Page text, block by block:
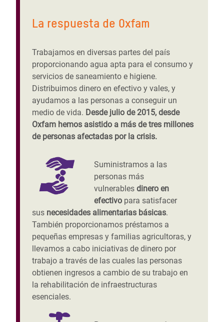
La respuesta de Oxfam
Trabajamos en diversas partes del país
proporcionando agua apta para el consumo y
servicios de saneamiento e higiene.
Distribuimos dinero en efectivo y vales, y
ayudamos a las personas a conseguir un
medio de vida. Desde julio de 2015, desde
Oxfam hemos asistido a más de tres millones
de personas afectadas por la crisis.
Suministramos a las
personas más
vulnerables dinero en
efectivo para satisfacer
sus necesidades alimentarias básicas.
También proporcionamos préstamos a
pequeñas empresas y familias agricultoras, y
llevamos a cabo iniciativas de dinero por
trabajo a través de las cuales las personas
obtienen ingresos a cambio de su trabajo en
la rehabilitación de infraestructuras
esenciales.